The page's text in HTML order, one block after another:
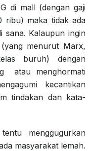
di mall (dengan gaji
ribu) maka tidak ada
sana. Kalaupun ingin
menurut Marx,
buruh) dengan
atau menghormati
kecantikan
tindakan dan kata-
menggugurkan
masyarakat lemah.